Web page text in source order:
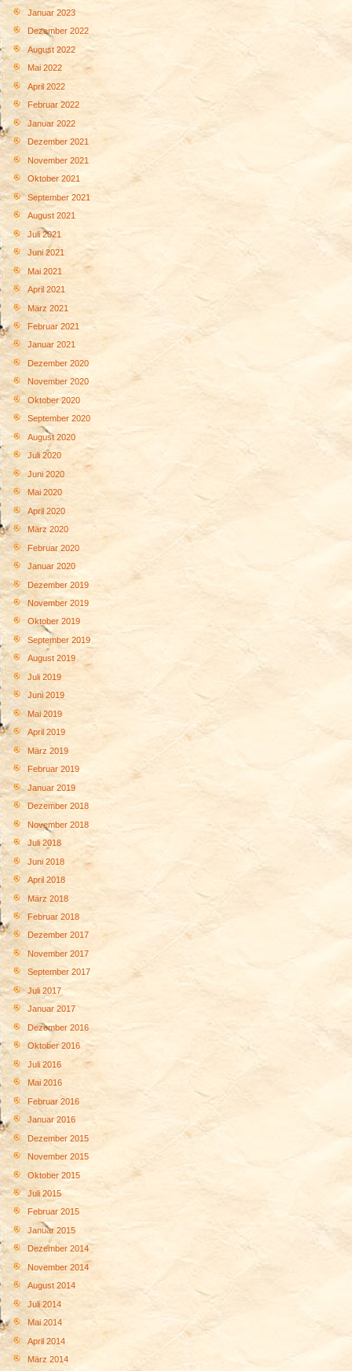
Januar 2023
Dezember 2022
August 2022
Mai 2022
April 2022
Februar 2022
Januar 2022
Dezember 2021
November 2021
Oktober 2021
September 2021
August 2021
Juli 2021
Juni 2021
Mai 2021
April 2021
März 2021
Februar 2021
Januar 2021
Dezember 2020
November 2020
Oktober 2020
September 2020
August 2020
Juli 2020
Juni 2020
Mai 2020
April 2020
März 2020
Februar 2020
Januar 2020
Dezember 2019
November 2019
Oktober 2019
September 2019
August 2019
Juli 2019
Juni 2019
Mai 2019
April 2019
März 2019
Februar 2019
Januar 2019
Dezember 2018
November 2018
Juli 2018
Juni 2018
April 2018
März 2018
Februar 2018
Dezember 2017
November 2017
September 2017
Juli 2017
Januar 2017
Dezember 2016
Oktober 2016
Juli 2016
Mai 2016
Februar 2016
Januar 2016
Dezember 2015
November 2015
Oktober 2015
Juli 2015
Februar 2015
Januar 2015
Dezember 2014
November 2014
August 2014
Juli 2014
Mai 2014
April 2014
März 2014